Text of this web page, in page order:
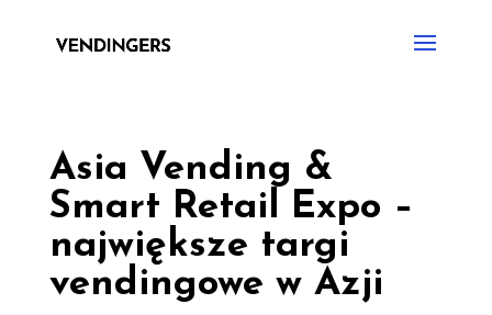
Asia Vending &
Smart Retail Expo –
największe targi
vendingowe w Azji